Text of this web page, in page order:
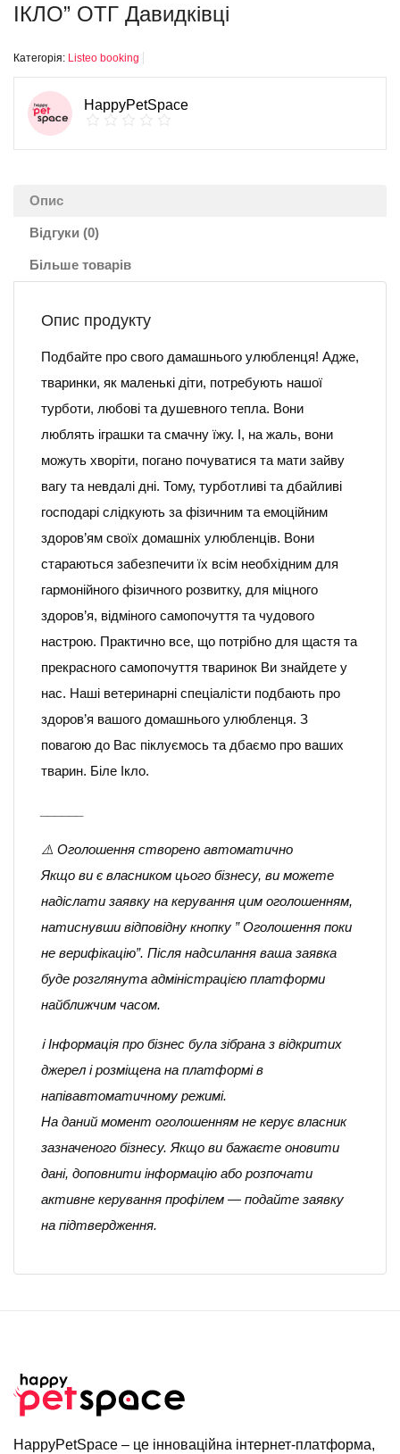
ІКЛО” ОТГ Давидківці
Категорія: Listeo booking
HappyPetSpace
Опис
Відгуки (0)
Більше товарів
Опис продукту
Подбайте про свого дамашнього улюбленця! Адже,
тваринки, як маленькі діти, потребують нашої
турботи, любові та душевного тепла. Вони
люблять іграшки та смачну їжу. І, на жаль, вони
можуть хворіти, погано почуватися та мати зайву
вагу та невдалі дні. Тому, турботливі та дбайливі
господарі слідкують за фізичним та емоційним
здоров’ям своїх домашніх улюбленців. Вони
стараються забезпечити їх всім необхідним для
гармонійного фізичного розвитку, для міцного
здоров’я, відміного самопочуття та чудового
настрою. Практично все, що потрібно для щастя та
прекрасного самопочуття тваринок Ви знайдете у
нас. Наші ветеринарні спеціалісти подбають про
здоров’я вашого домашнього улюбленця. З
повагою до Вас піклуємось та дбаємо про ваших
тварин. Біле Ікло.
⚠️ Оголошення створено автоматично
Якщо ви є власником цього бізнесу, ви можете
надіслати заявку на керування цим оголошенням,
натиснувши відповідну кнопку ” Оголошення поки
не верифікацію”. Після надсилання ваша заявка
буде розглянута адміністрацією платформи
найближчим часом.
ℹ️ Інформація про бізнес була зібрана з відкритих
джерел і розміщена на платформі в
напівавтоматичному режимі.
На даний момент оголошенням не керує власник
зазначеного бізнесу. Якщо ви бажаєте оновити
дані, доповнити інформацію або розпочати
активне керування профілем — подайте заявку
на підтвердження.
HappyPetSpace – це інноваційна інтернет-платформа,